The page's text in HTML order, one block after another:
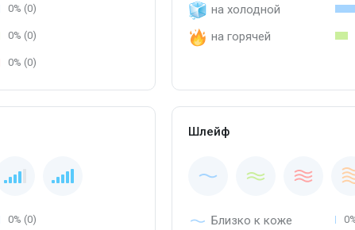
0% (0)
0% (0)
0% (0)
на холодной
на горячей
0% (0)
Шлейф
Близко к коже